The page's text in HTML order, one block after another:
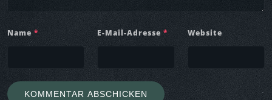
Name * E-Mail-Adresse* Website